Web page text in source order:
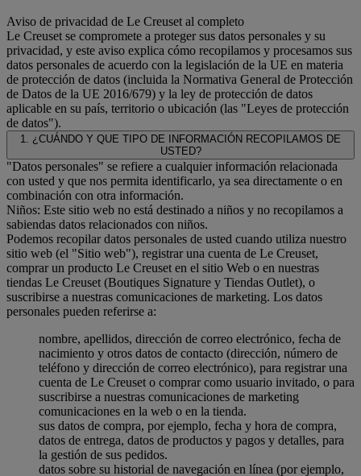
Aviso de privacidad de Le Creuset al completo
Le Creuset se compromete a proteger sus datos personales y su
privacidad, y este aviso explica cómo recopilamos y procesamos sus
datos personales de acuerdo con la legislación de la UE en materia
de protección de datos (incluida la Normativa General de Protección
de Datos de la UE 2016/679) y la ley de protección de datos
aplicable en su país, territorio o ubicación (las "Leyes de protección
de datos").
1. ¿CUÁNDO Y QUE TIPO DE INFORMACIÓN RECOPILAMOS DE
USTED?
"Datos personales" se refiere a cualquier información relacionada
con usted y que nos permita identificarlo, ya sea directamente o en
combinación con otra información.
Niños: Este sitio web no está destinado a niños y no recopilamos a
sabiendas datos relacionados con niños.
Podemos recopilar datos personales de usted cuando utiliza nuestro
sitio web (el "Sitio web"), registrar una cuenta de Le Creuset,
comprar un producto Le Creuset en el sitio Web o en nuestras
tiendas Le Creuset (Boutiques Signature y Tiendas Outlet), o
suscribirse a nuestras comunicaciones de marketing. Los datos
personales pueden referirse a:
nombre, apellidos, dirección de correo electrónico, fecha de
nacimiento y otros datos de contacto (dirección, número de
teléfono y dirección de correo electrónico), para registrar una
cuenta de Le Creuset o comprar como usuario invitado, o para
suscribirse a nuestras comunicaciones de marketing
comunicaciones en la web o en la tienda.
sus datos de compra, por ejemplo, fecha y hora de compra,
datos de entrega, datos de productos y pagos y detalles, para
la gestión de sus pedidos.
datos sobre su historial de navegación en línea (por ejemplo,